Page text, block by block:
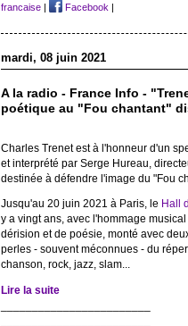
francaise| Facebook |
mardi, 08 juin 2021
A la radio - France Info -
poétique au "Fou chantant"
Charles Trenet est à l'honneur d'un
et interprété par Serge Hureau,
destinée à défendre l'image du "Fou
Jusqu'au 20 juin 2021 à Paris, le Hall
y a vingt ans, avec l'hommage musical
dérision et de poésie, monté avec
perles - souvent méconnues - du
chanson, rock, jazz, slam...
Lire la suite